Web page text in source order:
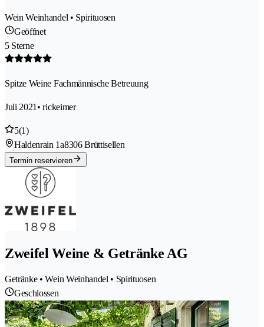
Wein Weinhandel • Spirituosen
Geöffnet
5 Sterne
Spitze Weine Fachmännische Betreuung
Juli 2021 • rickeimer
5(1)
Haldenrain 1a8306 Brüttisellen
Termin reservieren
Zweifel Weine & Getränke AG
Getränke • Wein Weinhandel • Spirituosen
Geschlossen